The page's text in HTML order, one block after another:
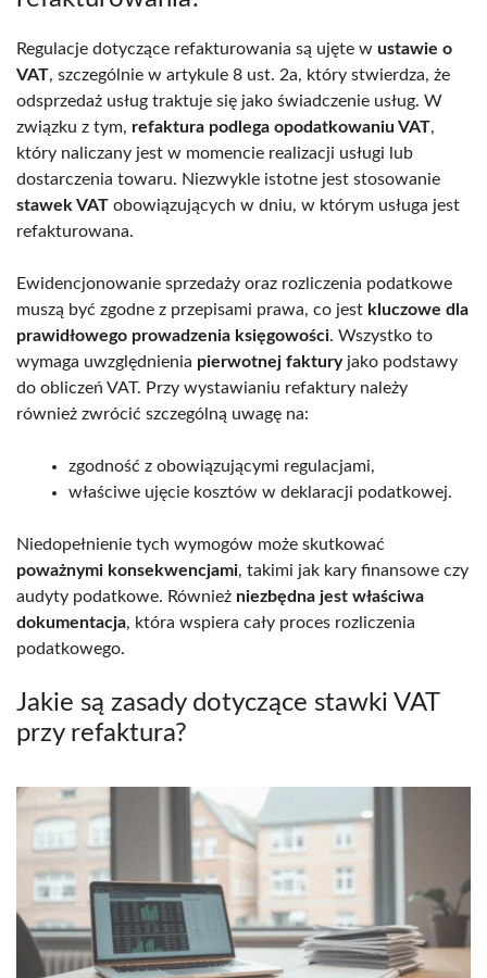
Regulacje dotyczące refakturowania są ujęte w ustawie o
VAT, szczególnie w artykule 8 ust. 2a, który stwierdza, że
odsprzedaż usług traktuje się jako świadczenie usług. W
związku z tym, refaktura podlega opodatkowaniu VAT,
który naliczany jest w momencie realizacji usługi lub
dostarczenia towaru. Niezwykle istotne jest stosowanie
stawek VAT obowiązujących w dniu, w którym usługa jest
refakturowana.
Ewidencjonowanie sprzedaży oraz rozliczenia podatkowe
muszą być zgodne z przepisami prawa, co jest kluczowe dla
prawidłowego prowadzenia księgowości. Wszystko to
wymaga uwzględnienia pierwotnej fakturyjako podstawy
do obliczeń VAT. Przy wystawianiu refaktury należy
również zwrócić szczególną uwagę na:
zgodność z obowiązującymi regulacjami,
właściwe ujęcie kosztów w deklaracji podatkowej.
Niedopełnienie tych wymogów może skutkować
poważnymi konsekwencjami, takimi jak kary finansowe czy
audyty podatkowe. Również niezbędna jest właściwa
dokumentacja, która wspiera cały proces rozliczenia
podatkowego.
Jakie są zasady dotyczące stawki VAT
przy refaktura?